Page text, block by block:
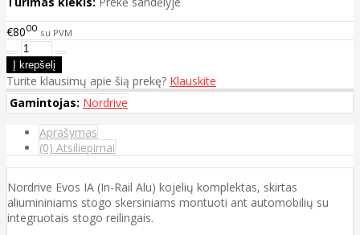
€8000 su PVM
Turite klausimų apie šią prekę? Klauskite
Gamintojas: Nordrive
Aprašymas
(0) Atsiliepimai
Nordrive Evos IA (In-Rail Alu) kojelių komplektas, skirtas
aliumininiams stogo skersiniams montuoti ant automobilių su
integruotais stogo reilingais.